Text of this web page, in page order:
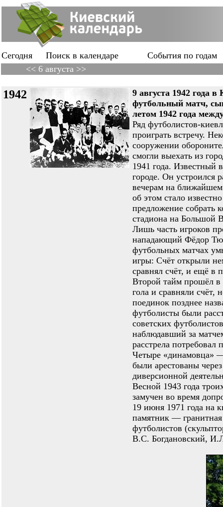
Сегодня Поиск в календаре
События по годам
<< 6 августа >>
1942
9 августа 1942
футбольный матч,
летом 1942 года
Ряд футболистов-
проиграть встречу.
сооружении
смогли выехать из
1941 года. Известный
городе. Он устроился
вечерам на
об этом стало
предложение собрать
стадиона на Большой
Лишь часть игроков
нападающий Фёдор
футбольных матчах
игры: Счёт открыли
сравнял счёт, и ещё в
Второй тайм прошёл в
гола и сравняли счёт,
поединок позднее
футболисты были
советских
наблюдавший за
расстрела потребовал
Четыре «динамовца»
были арестованы
диверсионной
Весной 1943 года
замучен во время
19 июня 1971 года на
памятник —
футболистов
В.С. Богдановский,